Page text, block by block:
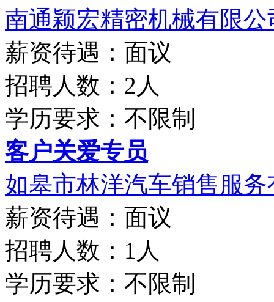
南通颖宏精密机械有限公
薪资待遇：面议
招聘人数：2人
学历要求：不限制
客户关爱专员
如皋市林洋汽车销售服
薪资待遇：面议
招聘人数：1人
学历要求：不限制